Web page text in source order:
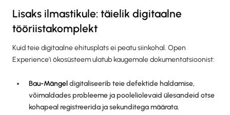
Lisaks ilmastikule: täielik digitaalne
tööriistakomplekt
Kuid teie digitaalne ehitusplats ei peatu siinkohal. Open
Experience'i ökosüsteem ulatub kaugemale dokumentatsioonist:
Bau-Mängeldigitaliseerib teie defektide haldamise,
võimaldades probleeme ja pooleliolevaid ülesandeid otse
kohapeal registreerida ja sekunditega määrata.